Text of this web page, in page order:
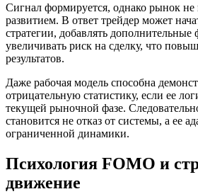
Сигнал формируется, однако рынок не
развитием. В ответ трейдер может
стратегии, добавлять дополнительные
увеличивать риск на сделку, что
результатов.
Даже рабочая модель способна
отрицательную статистику, если ее
текущей рыночной фазе.
становится не отказ от системы, а ее
ограниченной динамики.
Психология FOMO и
движение